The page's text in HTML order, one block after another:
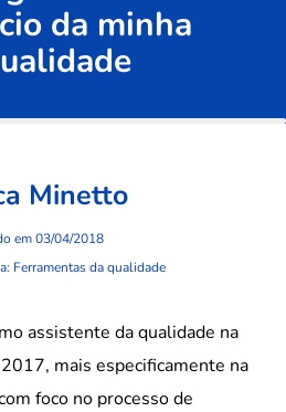
da minha
Minetto
em03/04/2018
Ferramentas da qualidade
assistente da qualidade na
mais especificamente na
foco no processo de